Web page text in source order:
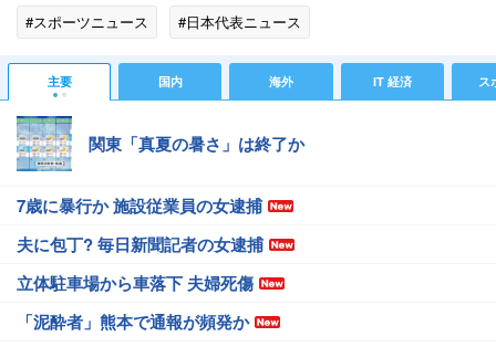
#スポーツニュース #日本代表ニュース
主要 国内 海外 IT 経済 ス
関東「真夏の暑さ」は終了か
7歳に暴行か 施設従業員の女逮捕
夫に包丁? 毎日新聞記者の女逮捕
立体駐車場から車落下 夫婦死傷
「泥酔者」熊本で通報が頻発か